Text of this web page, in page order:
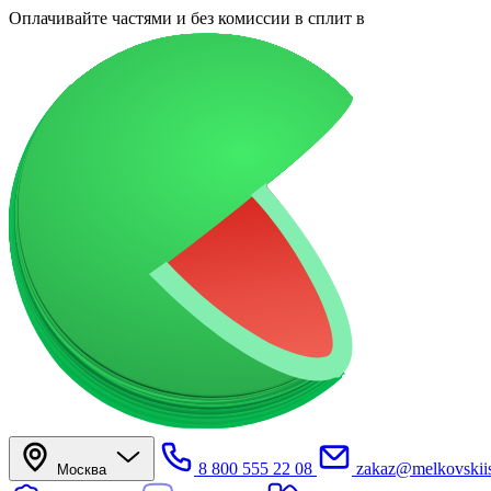
Оплачивайте частями и без комиссии в сплит в
Москва 8 800 555 22 08